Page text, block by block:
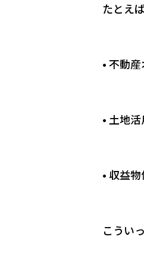
たとえば
• 不動
• 土地
• 収益
こうい